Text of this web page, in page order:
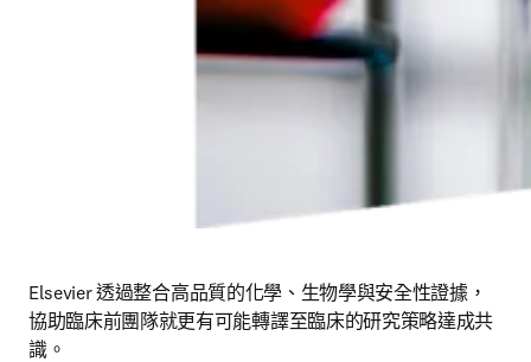
Elsevier 透過整合高品質的化學、生物學與安全性證據，
協助臨床前團隊就更有可能轉譯至臨床的研究策略達成共
識。